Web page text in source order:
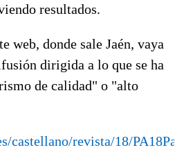
resultados.
web, donde sale Jaén, vaya
dirigida a lo que se ha
de calidad" o "alto
castellano/revista/18/